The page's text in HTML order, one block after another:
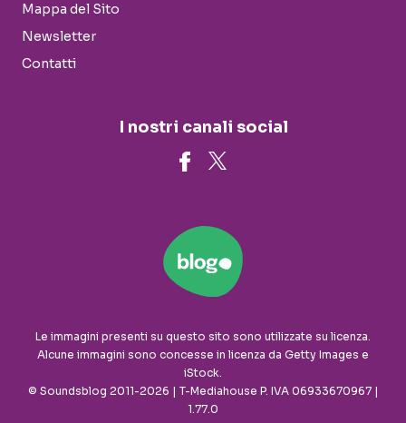
Mappa del Sito
Newsletter
Contatti
I nostri canali social
Le immagini presenti su questo sito sono utilizzate su licenza.
Alcune immagini sono concesse in licenza da Getty Images e
iStock.
© Soundsblog 2011-2026 | T-Mediahouse P. IVA 06933670967 |
1.77.0